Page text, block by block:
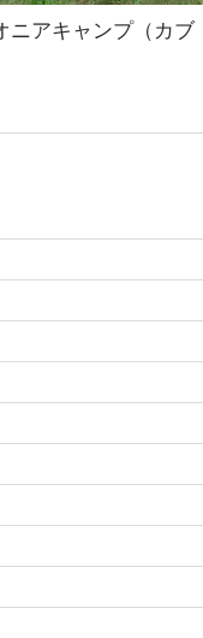
ニアキャンプ（カブ